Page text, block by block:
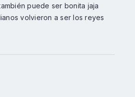
puede ser bonita jaja
volvieron a ser los reyes